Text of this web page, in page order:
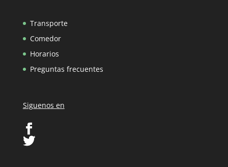
Transporte
Comedor
Horarios
Preguntas frecuentes
Siguenos en